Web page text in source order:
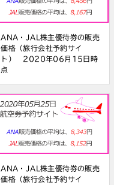
ANA・JAL株主優待券の販売
価格（旅行会社予約サイ
ト） 2020年06月15日時
点
ANA・JAL株主優待券の販売
価格（旅行会社予約サイ